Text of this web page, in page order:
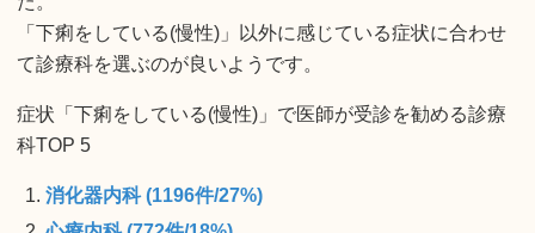
「下痢をしている(慢性)」以外に感じている症状に合わせ
て診療科を選ぶのが良いようです。
症状「下痢をしている(慢性)」で医師が受診を勧める診療
科TOP 5
消化器内科 (1196件/27%)